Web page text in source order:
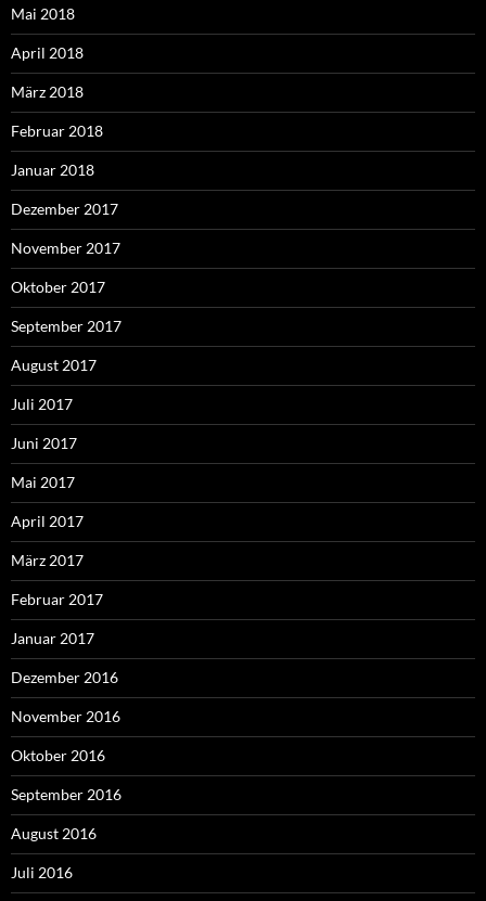
Mai 2018
April 2018
März 2018
Februar 2018
Januar 2018
Dezember 2017
November 2017
Oktober 2017
September 2017
August 2017
Juli 2017
Juni 2017
Mai 2017
April 2017
März 2017
Februar 2017
Januar 2017
Dezember 2016
November 2016
Oktober 2016
September 2016
August 2016
Juli 2016